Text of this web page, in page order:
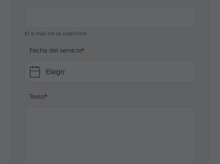
El e-mail no se publicará
Fecha del servicio
Elegir
Texto